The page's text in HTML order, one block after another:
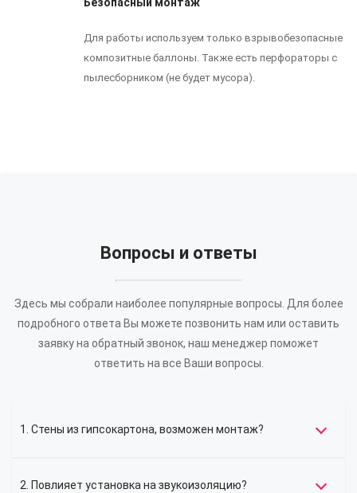
Для работы используем только взрывобезопасные
композитные баллоны. Также есть перфораторы с
пылесборником (не будет мусора).
Вопросы и ответы
Здесь мы собрали наиболее популярные вопросы. Для более
подробного ответа Вы можете позвонить нам или оставить
заявку на обратный звонок, наш менеджер поможет
ответить на все Ваши вопросы.
1. Стены из гипсокартона, возможен монтаж?
2. Повлияет установка на звукоизоляцию?